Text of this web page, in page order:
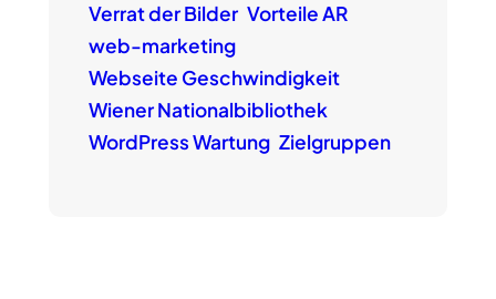
Verrat der Bilder Vorteile AR
web-marketing
Webseite Geschwindigkeit
Wiener Nationalbibliothek
WordPress Wartung Zielgruppen